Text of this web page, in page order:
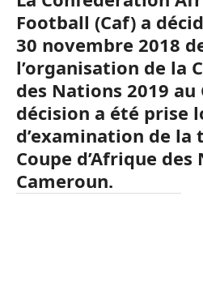
Football (Caf) a
30 novembre 2018
l’organisation de la
des Nations 2019 au
décision a été prise
d’examination de la
Coupe d’Afrique
Cameroun.